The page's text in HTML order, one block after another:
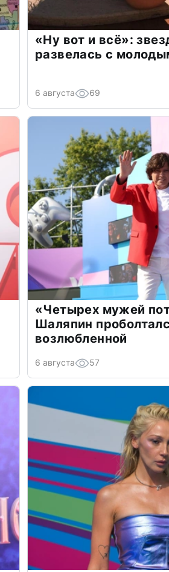
«Ну вот и всё»:
развелась с
6 августа 69
«Четырех мужей
Шаляпин
возлюбленной
6 августа 57